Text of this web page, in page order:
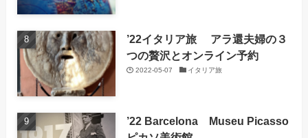
’22イタリア旅 アラ還夫婦の３
つの贅沢とオンライン予約
2022-05-07 イタリア旅
’22 Barcelona Museu Picasso